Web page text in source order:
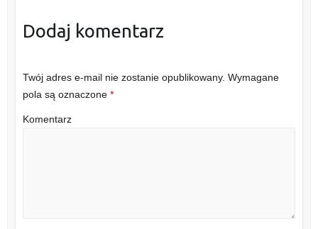
Dodaj komentarz
Twój adres e-mail nie zostanie opublikowany. Wymagane
pola są oznaczone *
Komentarz